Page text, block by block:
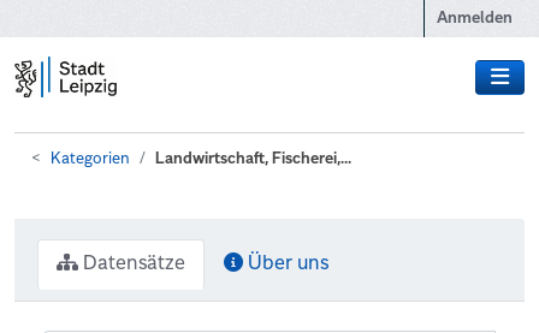
Anmelden
Kategorien Landwirtschaft, Fischerei,...
Datensätze Über uns